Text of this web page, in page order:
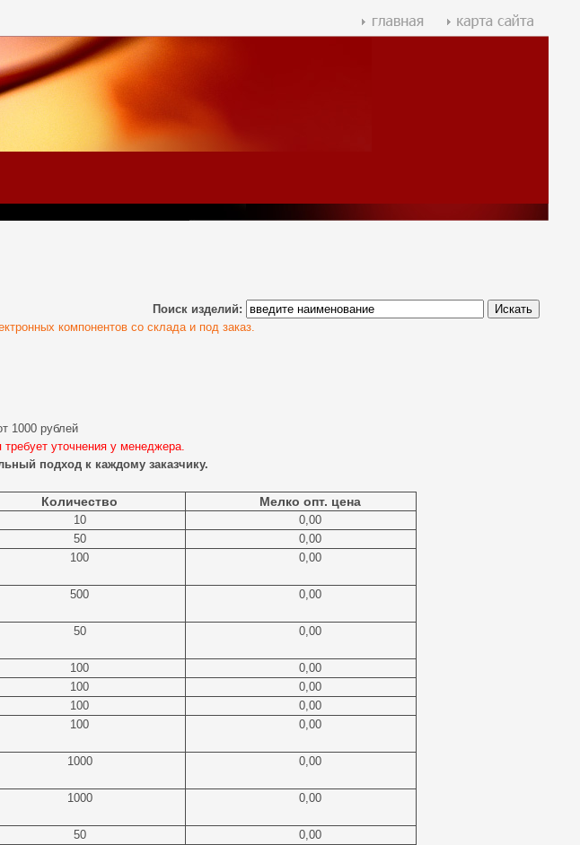
Поиск изделий:
компонентов со склада и под заказ.
1000 рублей
уточнения у менеджера.
подход к каждому заказчику.
Количество Мелко опт. цена
10
0,00
50
0,00
100 0,00
500 0,00
50 0,00
100
0,00
100
0,00
100
0,00
100 0,00
1000 0,00
1000 0,00
50
0,00